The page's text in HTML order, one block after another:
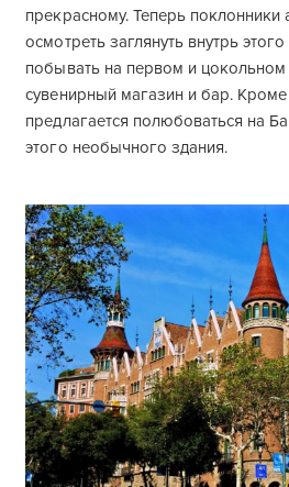
прекрасному. Теперь поклонники
осмотреть заглянуть внутрь
побывать на первом и цокольном
сувенирный магазин и бар. Кроме
предлагается полюбоваться на
этого необычного здания.